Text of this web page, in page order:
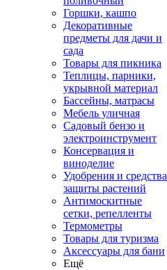
Горшки, кашпо
Декоративные
предметы для дачи и
сада
Товары для пикника
Теплицы, парники,
укрывной материал
Бассейны, матрасы
Мебель уличная
Садовый бензо и
электроинструмент
Консервация и
виноделие
Удобрения и средства
защиты растений
Антимоскитные
сетки, репелленты
Термометры
Товары для туризма
Аксессуары для бани
Ещё